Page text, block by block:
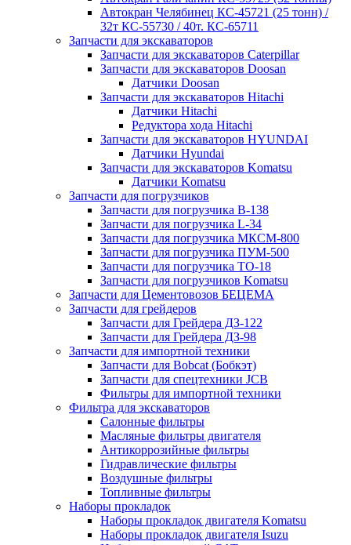
Автокран Челябинец КС-45721 (25 тонн) /
32т КС-55730 / 40т. КС-65711
Запчасти для экскаваторов
Запчасти для экскаваторов Caterpillar
Запчасти для экскаваторов Doosan
Датчики Doosan
Запчасти для экскаваторов Hitachi
Датчики Hitachi
Редуктора хода Hitachi
Запчасти для экскаваторов HYUNDAI
Датчики Hyundai
Запчасти для экскаваторов Komatsu
Датчики Komatsu
Запчасти для погрузчиков
Запчасти для погрузчика B-138
Запчасти для погрузчика L-34
Запчасти для погрузчика МКСМ-800
Запчасти для погрузчика ПУМ-500
Запчасти для погрузчика ТО-18
Запчасти для погрузчиков Komatsu
Запчасти для Цементовозов БЕЦЕМА
Запчасти для грейдеров
Запчасти для Грейдера ДЗ-122
Запчасти для Грейдера ДЗ-98
Запчасти для импортной техники
Запчасти для Bobcat (Бобкэт)
Запчасти для спецтехники JCB
Фильтры для импортной техники
Фильтра для экскаваторов
Салонные фильтры
Масляные фильтры двигателя
Антикоррозийные фильтры
Гидравлические фильтры
Воздушные фильтры
Топливные фильтры
Наборы прокладок
Наборы прокладок двигателя Komatsu
Наборы прокладок двигателя Isuzu